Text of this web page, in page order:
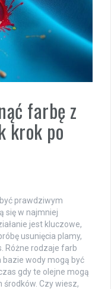
farbę z
krok po
prawdziwym
się w najmniej
jest kluczowe,
usunięcia plamy,
Różne rodzaje farb
wody mogą być
gdy te olejne mogą
Czy wiesz,